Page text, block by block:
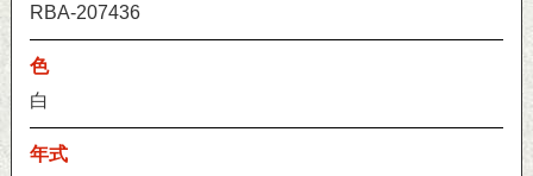
RBA-207436
色
白
年式